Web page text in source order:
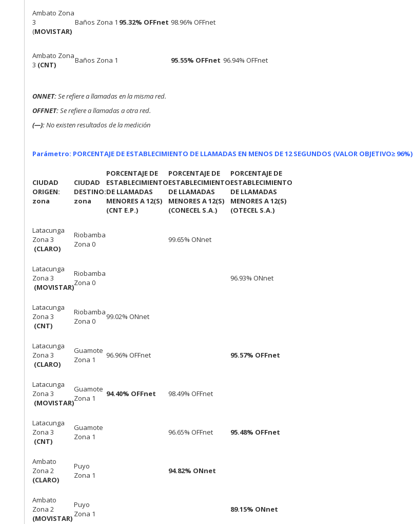
Ambato Zona
3
(MOVISTAR)
Baños Zona 1 95.32% OFFnet 98.96% OFFnet
Ambato Zona
3 (CNT) Baños Zona 1 95.55% OFFnet 96.94% OFFnet
ONNET:Se refiere a llamadas en la misma red.
OFFNET:Se refiere a llamadas a otra red.
(—):No existen resultados de la medición
Parámetro: PORCENTAJE DE ESTABLECIMIENTO DE LLAMADAS EN MENOS DE 12 SEGUNDOS (VALOR OBJETIVO≥ 96%)
CIUDAD
ORIGEN:
zona
CIUDAD
DESTINO:
zona
PORCENTAJE DE
ESTABLECIMIENTO
DE LLAMADAS
MENORES A 12(S)
(CNT E.P.)
PORCENTAJE DE
ESTABLECIMIENTO
DE LLAMADAS
MENORES A 12(S)
(CONECEL S.A.)
PORCENTAJE DE
ESTABLECIMIENTO
DE LLAMADAS
MENORES A 12(S)
(OTECEL S.A.)
Latacunga
Zona 3
(CLARO)
Riobamba
Zona 0
99.65% ONnet
Latacunga
Zona 3
(MOVISTAR)
Riobamba
Zona 0
96.93% ONnet
Latacunga
Zona 3
(CNT)
Riobamba
Zona 0
99.02% ONnet
Latacunga
Zona 3
(CLARO)
Guamote
Zona 1
96.96% OFFnet 95.57% OFFnet
Latacunga
Zona 3
(MOVISTAR)
Guamote
Zona 1
94.40% OFFnet 98.49% OFFnet
Latacunga
Zona 3
(CNT)
Guamote
Zona 1
96.65% OFFnet 95.48% OFFnet
Ambato
Zona 2
(CLARO)
Puyo
Zona 1
94.82% ONnet
Ambato
Zona 2
(MOVISTAR)
Puyo
Zona 1
89.15% ONnet